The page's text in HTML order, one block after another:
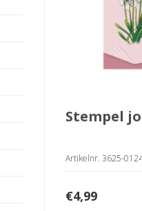
stempel
Artikelnr. 3625-
€4,99